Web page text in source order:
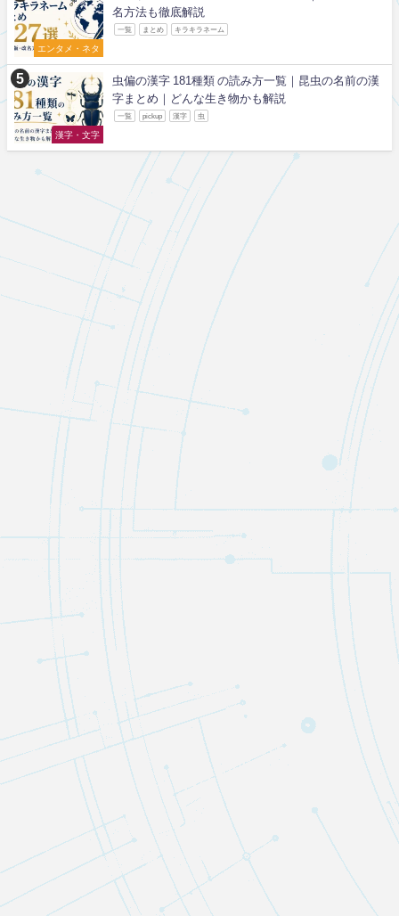
エンタメ・ネタ
名方法も徹底解説
一覧 まとめ キラキラネーム
漢字・文字
虫偏の漢字 181種類 の読み方一覧｜昆虫の名前の漢
字まとめ｜どんな生き物かも解説
一覧 pickup 漢字 虫